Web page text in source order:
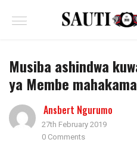
Musiba ashindwa
ya Membe
Ansbert Ngurumo
27th February 2019
0 Comments